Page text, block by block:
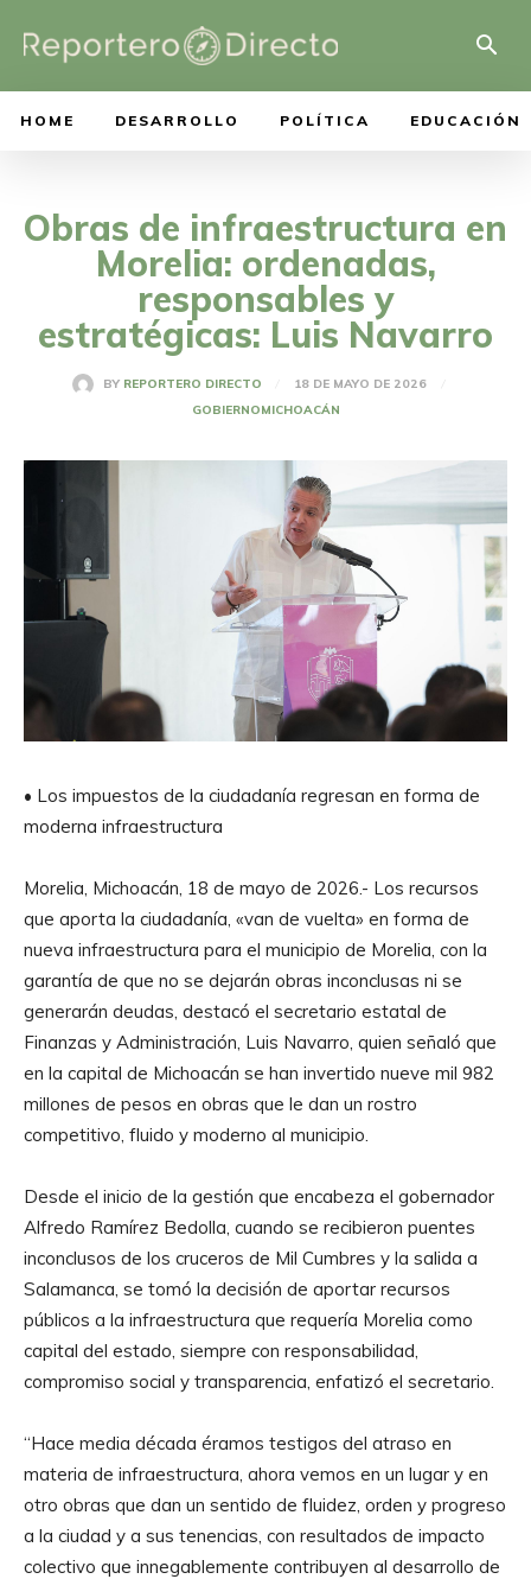
HOME DESARROLLO POLÍTICA EDUCACIÓN
Obras de infraestructura en
Morelia: ordenadas,
responsables y
estratégicas: Luis Navarro
BY REPORTERO DIRECTO
18 DE MAYO DE 2026
GOBIERNOMICHOACÁN
• Los impuestos de la ciudadanía regresan en forma de
moderna infraestructura
Morelia, Michoacán, 18 de mayo de 2026.- Los recursos
que aporta la ciudadanía, «van de vuelta» en forma de
nueva infraestructura para el municipio de Morelia, con la
garantía de que no se dejarán obras inconclusas ni se
generarán deudas, destacó el secretario estatal de
Finanzas y Administración, Luis Navarro, quien señaló que
en la capital de Michoacán se han invertido nueve mil 982
millones de pesos en obras que le dan un rostro
competitivo, fluido y moderno al municipio.
Desde el inicio de la gestión que encabeza el gobernador
Alfredo Ramírez Bedolla, cuando se recibieron puentes
inconclusos de los cruceros de Mil Cumbres y la salida a
Salamanca, se tomó la decisión de aportar recursos
públicos a la infraestructura que requería Morelia como
capital del estado, siempre con responsabilidad,
compromiso social y transparencia, enfatizó el secretario.
“Hace media década éramos testigos del atraso en
materia de infraestructura, ahora vemos en un lugar y en
otro obras que dan un sentido de fluidez, orden y progreso
a la ciudad y a sus tenencias, con resultados de impacto
colectivo que innegablemente contribuyen al desarrollo de